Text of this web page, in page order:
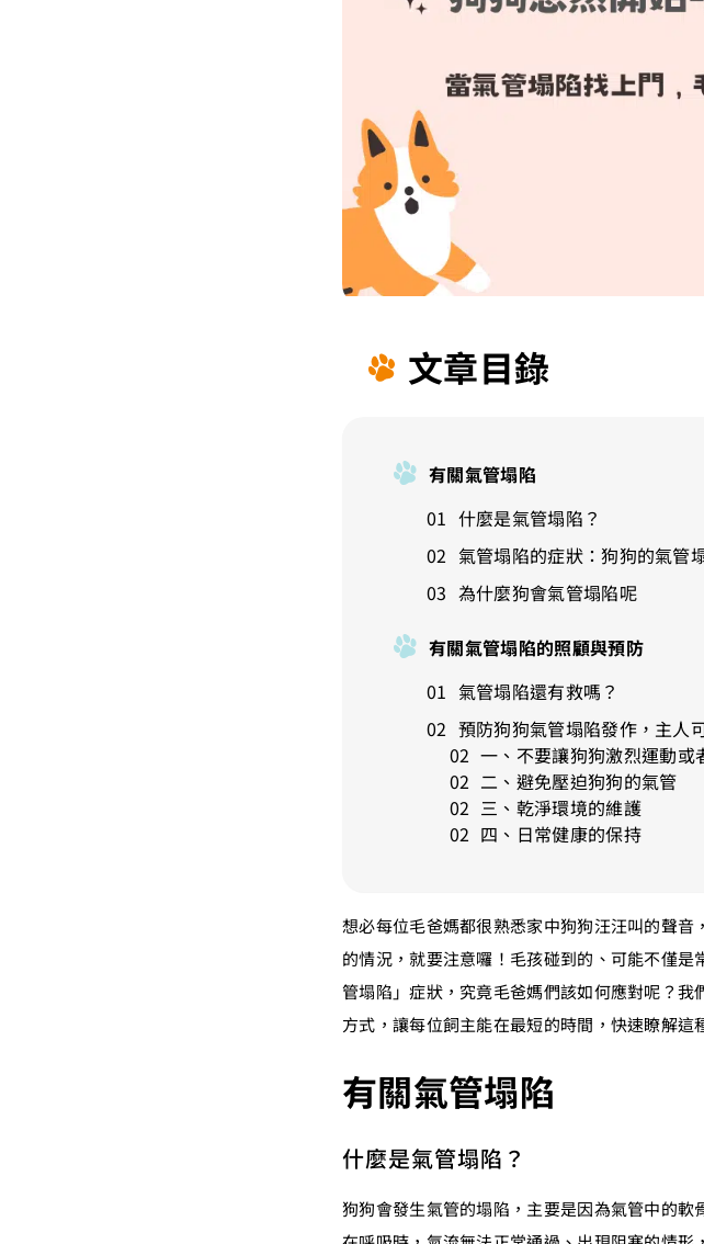
文章目錄
有關氣管塌陷
什麼是氣管塌陷？
氣管塌陷的症狀：狗狗的氣管
為什麼狗會氣管塌陷呢
有關氣管塌陷的照顧與預防
氣管塌陷還有救嗎？
預防狗狗氣管塌陷發作，主人
一、不要讓狗狗激烈運動或
二、避免壓迫狗狗的氣管
三、乾淨環境的維護
四、日常健康的保持
想必每位毛爸媽都很熟悉家中狗狗汪汪叫的聲
的情況，就要注意囉！毛孩碰到的、可能不僅
管塌陷」症狀，究竟毛爸媽們該如何應對呢？
方式，讓每位飼主能在最短的時間，快速瞭解這
有關氣管塌陷
什麼是氣管塌陷？
狗狗會發生氣管的塌陷，主要是因為氣管中的